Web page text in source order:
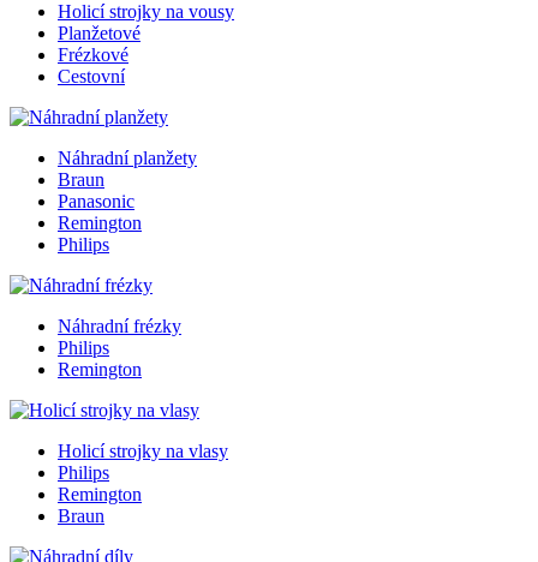
Holicí strojky na vousy
Planžetové
Frézkové
Cestovní
Náhradní planžety
Braun
Panasonic
Remington
Philips
Náhradní frézky
Philips
Remington
Holicí strojky na vlasy
Philips
Remington
Braun